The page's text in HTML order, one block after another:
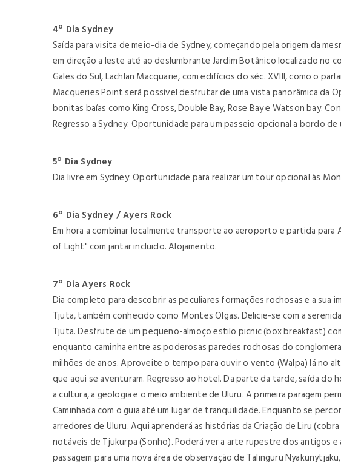
4º Dia Sydney
Saída para visita de meio-dia de Sydney, começando pela origem da
em direção a leste até ao deslumbrante Jardim Botânico localizado no
Gales do Sul, Lachlan Macquarie, com edifícios do séc. XVIII, como o
Macqueries Point será possível desfrutar de uma vista panorâmica da
bonitas baías como King Cross, Double Bay, Rose Bay e Watson bay.
Regresso a Sydney. Oportunidade para um passeio opcional a bordo
5º Dia Sydney
Dia livre em Sydney. Oportunidade para realizar um tour opcional às
6º Dia Sydney / Ayers Rock
Em hora a combinar localmente transporte ao aeroporto e partida
of Light" com jantar incluido. Alojamento.
7º Dia Ayers Rock
Dia completo para descobrir as peculiares formações rochosas e a sua
Tjuta, também conhecido como Montes Olgas. Delicie-se com a
Tjuta. Desfrute de um pequeno-almoço estilo picnic (box breakfast)
enquanto caminha entre as poderosas paredes rochosas do
milhões de anos. Aproveite o tempo para ouvir o vento (Walpa) lá no
que aqui se aventuram. Regresso ao hotel. Da parte da tarde, saída
a cultura, a geologia e o meio ambiente de Uluru. A primeira paragem
Caminhada com o guia até um lugar de tranquilidade. Enquanto se
arredores de Uluru. Aqui aprenderá as histórias da Criação de Liru
notáveis de Tjukurpa (Sonho). Poderá ver a arte rupestre dos antigos
passagem para uma nova área de observação de Talinguru